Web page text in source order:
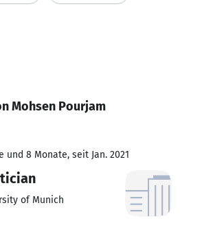
Mohsen Pourjam
und 8 Monate, seit Jan. 2021
of Munich